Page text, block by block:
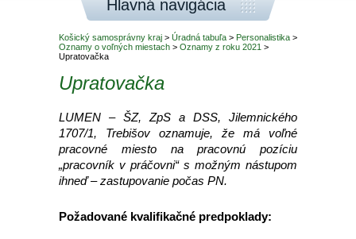
Hlavná navigácia
Košický samosprávny kraj > Úradná tabuľa > Personalistika >
Oznamy o voľných miestach > Oznamy z roku 2021 >
Upratovačka
Upratovačka
LUMEN – ŠZ, ZpS a DSS, Jilemnického
1707/1, Trebišov oznamuje, že má voľné
pracovné miesto na pracovnú pozíciu
„pracovník v práčovni“ s možným nástupom
ihneď – zastupovanie počas PN.
Požadované kvalifikačné predpoklady: